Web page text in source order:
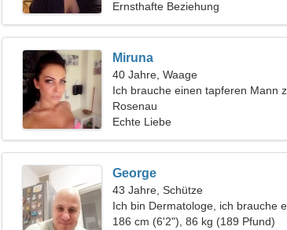
Ernsthafte Beziehung
Miruna
40 Jahre, Waage
Ich brauche einen tapferen Mann
Rosenau
Echte Liebe
George
43 Jahre, Schütze
Ich bin Dermatologe, ich brauche
erfahrene Frau
186 cm (6'2"), 86 kg (189 Pfund)